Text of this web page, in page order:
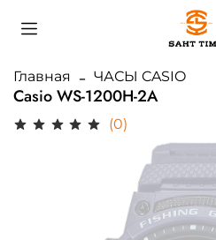
Главная ЧАСЫ CASIO
Casio WS-1200H-2A
(0)